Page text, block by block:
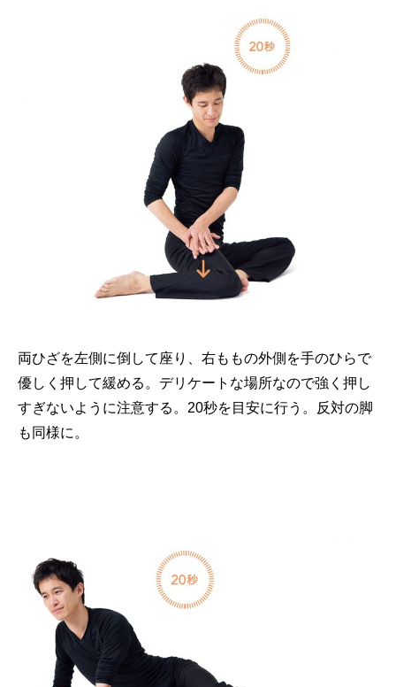
両ひざを左側に倒して座り、右ももの外側を手のひらで
優しく押して緩める。デリケートな場所なので強く押し
すぎないように注意する。20秒を目安に行う。反対の脚
も同様に。